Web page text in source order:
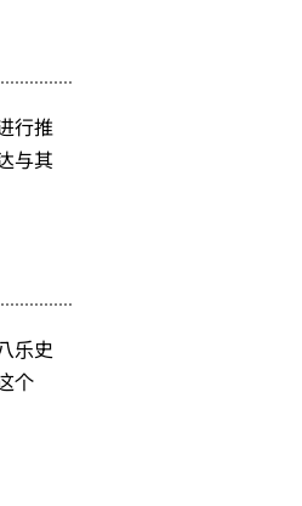
行推
与其
乐史
个